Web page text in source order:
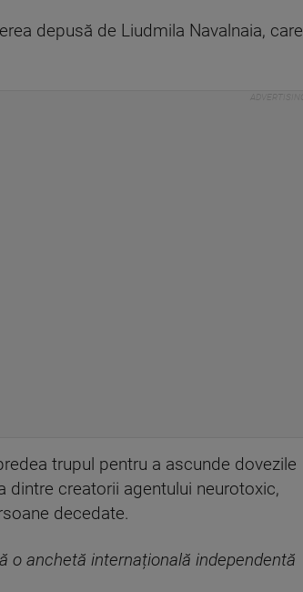
depusă de Liudmila Navalnaia, care
trupul pentru a ascunde dovezile
dintre creatorii agentului neurotoxic,
decedate.
o anchetă internațională independentă